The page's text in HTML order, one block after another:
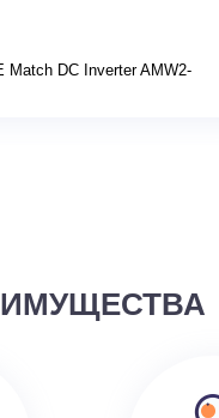
Match DC Inverter AMW2-